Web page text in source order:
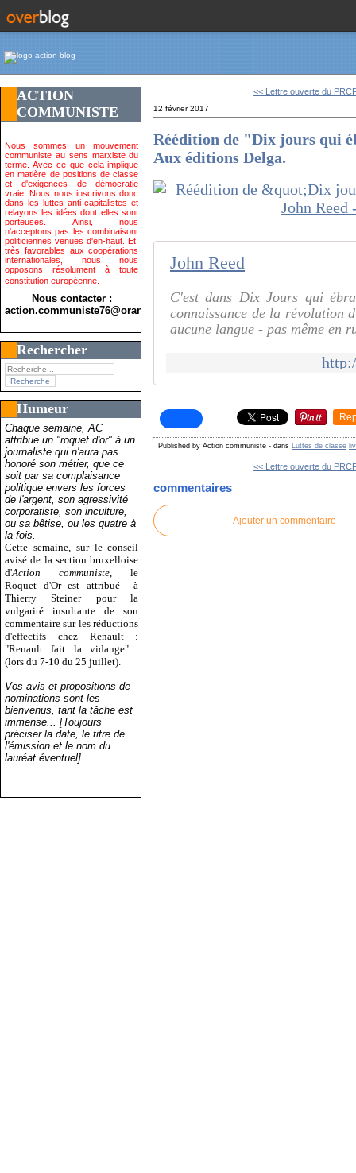
ACTION
COMMUNISTE
Nous sommes un mouvement
communiste au sens marxiste du
terme. Avec ce que cela implique
en matière de positions de classe
et d'exigences de démocratie
vraie. Nous nous inscrivons donc
dans les luttes anti-capitalistes et
relayons les idées dont elles sont
porteuses. Ainsi, nous
n'acceptons pas les combinaisont
politiciennes venues d'en-haut. Et,
très favorables aux coopérations
internationales, nous nous
opposons résolument à toute
constitution européenne.
Nous contacter :
action.communiste76@orange.fr>
Rechercher
Humeur
Chaque semaine, AC
attribue un "roquet d'or" à un
journaliste qui n'aura pas
honoré son métier, que ce
soit par sa complaisance
politique envers les forces
de l'argent, son agressivité
corporatiste, son inculture,
ou sa bêtise, ou les quatre à
la fois.
Cette semaine, sur le conseil
avisé de la section bruxelloise
d'Action communiste , le
Roquet d'Or est attribué
à
Thierry Steiner pour la
vulgarité insultante de son
commentaire sur les réductions
d'effectifs chez Renault :
"Renault fait la vidange"...
(lors du 7-10 du 25 juillet).
Vos avis et propositions de
nominations sont les
bienvenus, tant la tâche est
immense... [Toujours
préciser la date, le titre de
l'émission et le nom du
lauréat éventuel].
<< Lettre ouverte du
12 février 2017
Réédition de "Dix jours qui
Aux éditions Delga.
John Reed
C'est dans Dix Jours qui
connaissance de la révolution
aucune langue - pas même en
Published by Action communiste - dans Luttes de classe
<< Lettre ouverte du
commentaires
Ajouter un commentaire